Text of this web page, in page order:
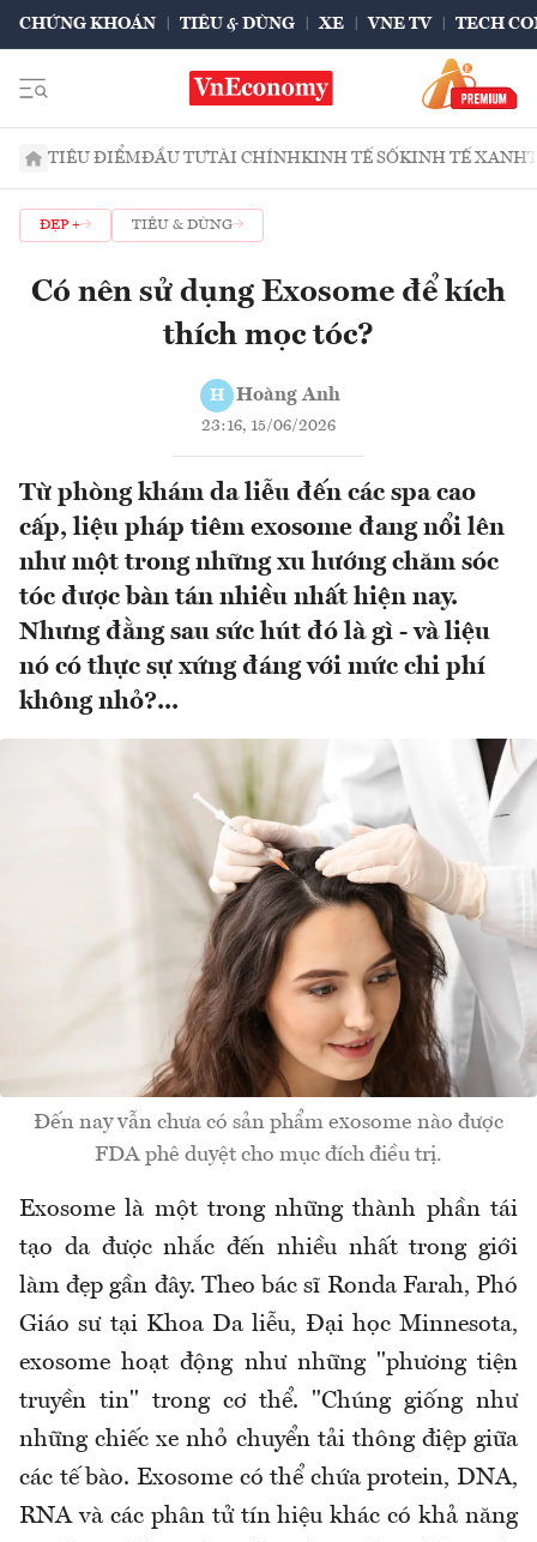
CHỨNG KHOÁN TIÊU & DÙNG XE VNE TV TECH
TIÊU ĐIỂMĐẦU TƯTÀI CHÍNHKINH TẾ SỐKINH TẾ XANH
ĐẸP + TIÊU & DÙNG
Có nên sử dụng Exosome để kích
thích mọc tóc?
H Hoàng Anh
23:16, 15/06/2026
Từ phòng khám da liễu đến các spa cao
cấp, liệu pháp tiêm exosome đang nổi lên
như một trong những xu hướng chăm sóc
tóc được bàn tán nhiều nhất hiện nay.
Nhưng đằng sau sức hút đó là gì - và liệu
nó có thực sự xứng đáng với mức chi phí
không nhỏ?...
Đến nay vẫn chưa có sản phẩm exosome nào được
FDA phê duyệt cho mục đích điều trị.
Exosome là một trong những thành phần tái
tạo da được nhắc đến nhiều nhất trong giới
làm đẹp gần đây. Theo bác sĩ Ronda Farah, Phó
Giáo sư tại Khoa Da liễu, Đại học Minnesota,
exosome hoạt động như những "phương tiện
truyền tin" trong cơ thể. "Chúng giống như
những chiếc xe nhỏ chuyển tải thông điệp giữa
các tế bào. Exosome có thể chứa protein, DNA,
RNA và các phân tử tín hiệu khác có khả năng